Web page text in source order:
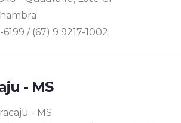
/ (67) 9 9217-1002
- MS
- MS